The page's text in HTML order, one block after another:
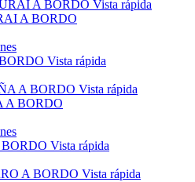
Vista rápida
A BORDO
Vista rápida
Vista rápida
A BORDO
Vista rápida
Vista rápida